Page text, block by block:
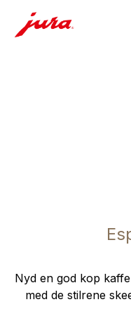
Nyd en god kop
med de stilrene